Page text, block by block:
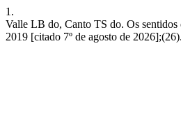
1.
Valle LB do, Canto TS do. Os sentidos
2019 [citado 7º de agosto de